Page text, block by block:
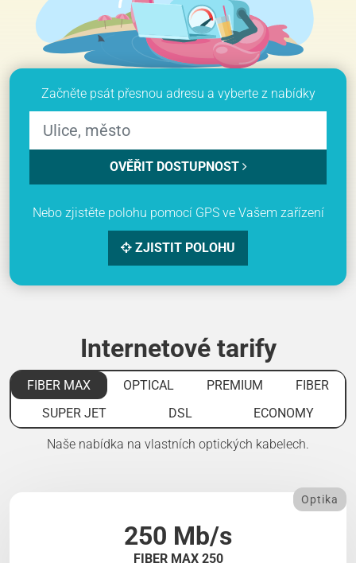
Začněte psát přesnou adresu a vyberte z nabídky
OVĚŘIT DOSTUPNOST
Nebo zjistěte polohu pomocí GPS ve Vašem zařízení
ZJISTIT POLOHU
Internetové tarify
FIBER MAX OPTICAL PREMIUM
FIBER
SUPER JET
DSL ECONOMY
Naše nabídka na vlastních optických kabelech.
250 Mb/s
FIBER MAX 250
Optika